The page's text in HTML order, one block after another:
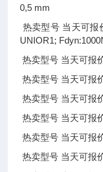
0,5 mm
热卖型号 当天可报
UNIOR1;
热卖型号 当天可报
热卖型号 当天可报
热卖型号 当天可报
热卖型号 当天可报
热卖型号 当天可报
热卖型号 当天可报